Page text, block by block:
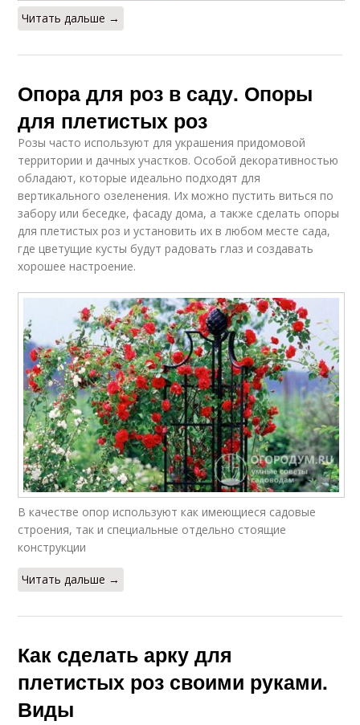
Читать дальше →
Опора для роз в саду. Опоры
для плетистых роз
Розы часто используют для украшения придомовой
территории и дачных участков. Особой декоративностью
обладают, которые идеально подходят для
вертикального озеленения. Их можно пустить виться по
забору или беседке, фасаду дома, а также сделать опоры
для плетистых роз и установить их в любом месте сада,
где цветущие кусты будут радовать глаз и создавать
хорошее настроение.
В качестве опор используют как имеющиеся садовые
строения, так и специальные отдельно стоящие
конструкции
Читать дальше →
Как сделать арку для
плетистых роз своими руками.
Виды